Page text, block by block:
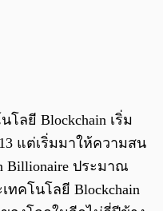
ลยี Blockchain เริ่ม
แต่เริ่มมาให้ความสน
Billionaire ประมาณ
ทคโนโลยี Blockchain